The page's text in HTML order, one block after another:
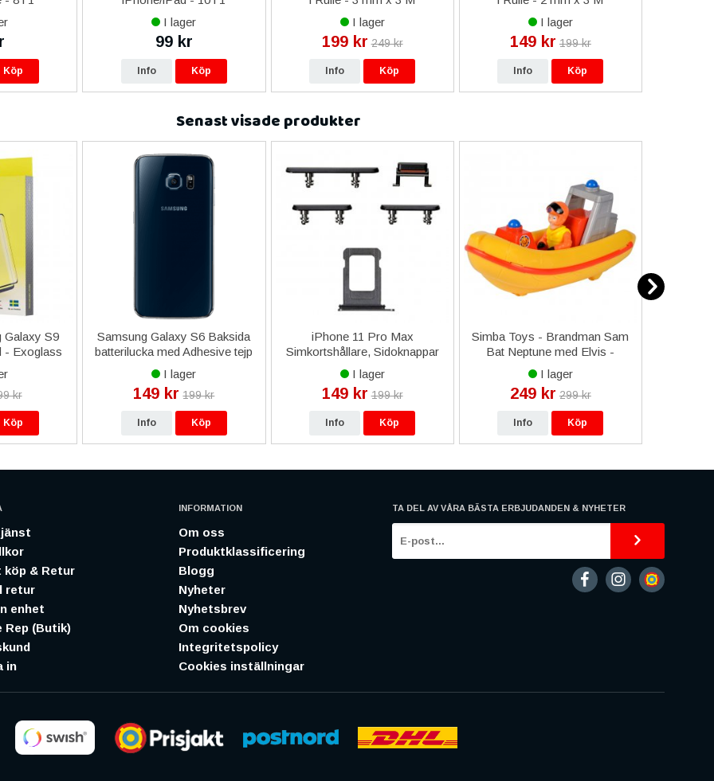
Köp
I lager
99 kr
Info Köp
I lager
199 kr 249 kr
Info Köp
I lager
149 kr 199 kr
Info Köp
Senast visade produkter
Galaxy S9
- Exoglass
- Svart
kr
Köp
Samsung Galaxy S6 Baksida
batterilucka med Adhesive tejp
- Mörk Blå
I lager
149 kr 199 kr
Info Köp
iPhone 11 Pro Max
Simkortshållare, Sidoknappar
- Svart
I lager
149 kr 199 kr
Info Köp
Simba Toys - Brandman Sam
Bat Neptune med Elvis -
Figur
I lager
249 kr 299 kr
Info Köp
köp & Retur
retur
enhet
Rep (Butik)
in
INFORMATION
Om oss
Produktklassificering
Blogg
Nyheter
Nyhetsbrev
Om cookies
Integritetspolicy
Cookies inställningar
TA DEL AV VÅRA BÄSTA ERBJUDANDEN & NYHETER